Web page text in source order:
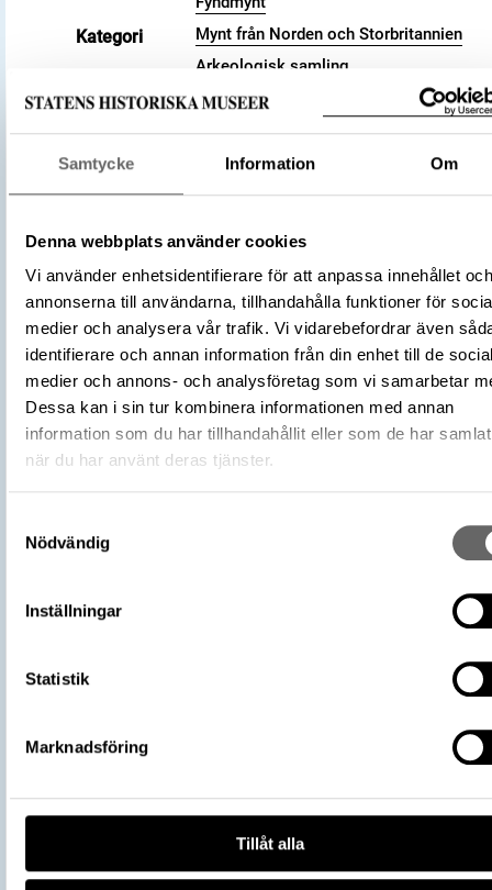
Samtycke Information Om
Denna webbplats använder cookies
Vi använder enhetsidentifierare för att anpassa innehållet och
annonserna till användarna, tillhandahålla funktioner för
medier och analysera vår trafik. Vi vidarebefordrar även
identifierare och annan information från din enhet till de
medier och annons- och analysföretag som vi samarbetar
Dessa kan i sin tur kombinera informationen med annan
information som du har tillhandahållit eller som de har
när du har använt deras tjänster.
Nödvändig
Inställningar
Statistik
Marknadsföring
Tillåt alla
Kategori
Mynt från Norden och Storbritannien
Arkeologisk samling
Valör
penny
Material
Silver
Storlek
Vikt 1.56 g
Tillverkningsplats
England
Canterbury
Tillverkare
Ethelred II(Myntherre)
Leofric
(Myntmästare)
Föremålsnummer
3001731
Litteratur
Anglosachsiska mynt i Svenska
myntkabinettet funna i Sveriges jord,
Hd 199 (Hildebrand, Bror Emil)
Förvärvsdatum
Socken: Hejde socken, Kommun:
kommun, Landskap: Gotland, Land:
Kontextnamn
Utställningar
Vikingarnas värld (start 2021-06-24),
https://samlingar.shm.se/object/
3572-46C0-8F35-FA7C3F46E2D3
Kopiera URI